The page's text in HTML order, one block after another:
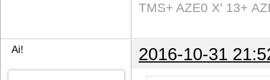
TMS+ AZE0 Х' 13+
Ai! 2016-10-31